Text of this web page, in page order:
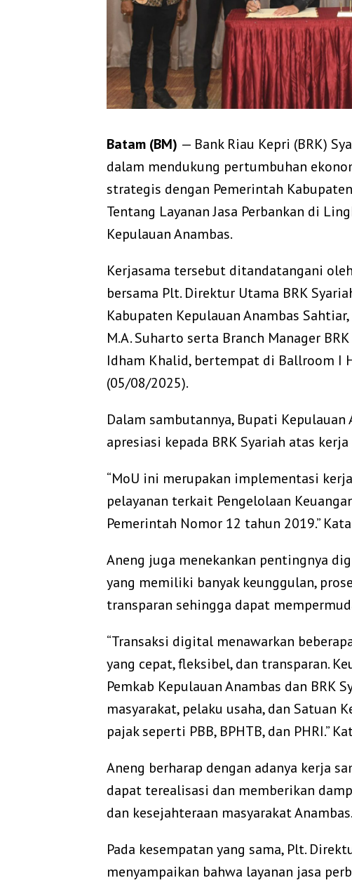
Batam (BM) — Bank Riau Kepri (BRK)
dalam mendukung pertumbuhan
strategis dengan Pemerintah
Tentang Layanan Jasa Perbankan di
Kepulauan Anambas.
Kerjasama tersebut ditandatangani
bersama Plt. Direktur Utama BRK
Kabupaten Kepulauan Anambas
M.A. Suharto serta Branch Manager
Idham Khalid, bertempat di Ballroom I
(05/08/2025).
Dalam sambutannya, Bupati Kepulauan
apresiasi kepada BRK Syariah atas
“MoU ini merupakan implementasi
pelayanan terkait Pengelolaan
Pemerintah Nomor 12 tahun 2019.”
Aneng juga menekankan pentingnya
yang memiliki banyak keunggulan,
transparan sehingga dapat
“Transaksi digital menawarkan
yang cepat, fleksibel, dan transparan.
Pemkab Kepulauan Anambas dan BRK
masyarakat, pelaku usaha, dan Satuan
pajak seperti PBB, BPHTB, dan PHRI.”
Aneng berharap dengan adanya kerja
dapat terealisasi dan memberikan
dan kesejahteraan masyarakat Anambas.
Pada kesempatan yang sama, Plt.
menyampaikan bahwa layanan jasa